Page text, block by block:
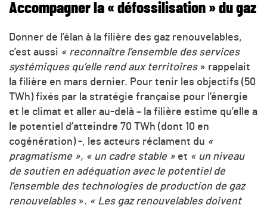
Accompagner la « défossilisation » du gaz
Donner de l’élan à la filière des gaz renouvelables,
c’est aussi « reconnaître l’ensemble des services
systémiques qu’elle rend aux territoires » rappelait
la filière en mars dernier. Pour tenir les objectifs (50
TWh) fixés par la stratégie française pour l’énergie
et le climat et aller au-delà – la filière estime qu’elle a
le potentiel d’atteindre 70 TWh (dont 10 en
cogénération) -, les acteurs réclament du «
pragmatisme », « un cadre stable » et « un niveau
de soutien en adéquation avec le potentiel de
l’ensemble des technologies de production de gaz
renouvelables ». « Les gaz renouvelables doivent